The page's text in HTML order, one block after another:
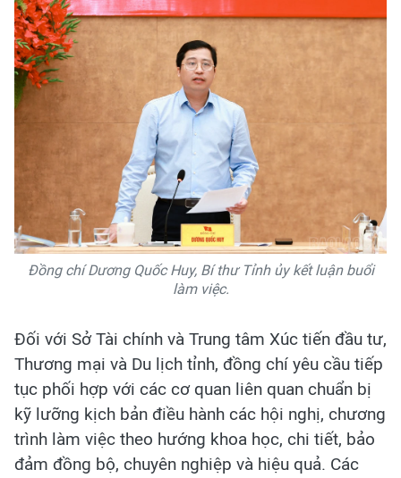
Đồng chí Dương Quốc Huy, Bí thư Tỉnh ủy kết luận buổi
làm việc.
Đối với Sở Tài chính và Trung tâm Xúc tiến đầu tư,
Thương mại và Du lịch tỉnh, đồng chí yêu cầu tiếp
tục phối hợp với các cơ quan liên quan chuẩn bị
kỹ lưỡng kịch bản điều hành các hội nghị, chương
trình làm việc theo hướng khoa học, chi tiết, bảo
đảm đồng bộ, chuyên nghiệp và hiệu quả. Các